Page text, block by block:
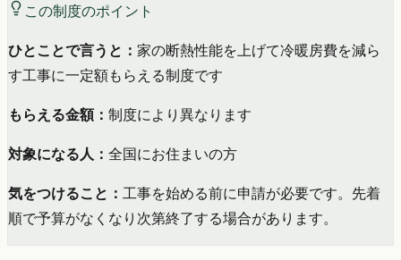
この制度のポイント
ひとことで言うと： 家の断熱性能を上げて冷暖房費を減ら
す工事に一定額もらえる制度です
もらえる金額： 制度により異なります
対象になる人： 全国にお住まいの方
気をつけること： 工事を始める前に申請が必要です。先着
順で予算がなくなり次第終了する場合があります。